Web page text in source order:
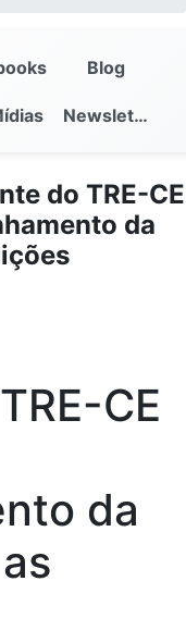
Blog
Newsletter
do TRE-CE
da
CE
da